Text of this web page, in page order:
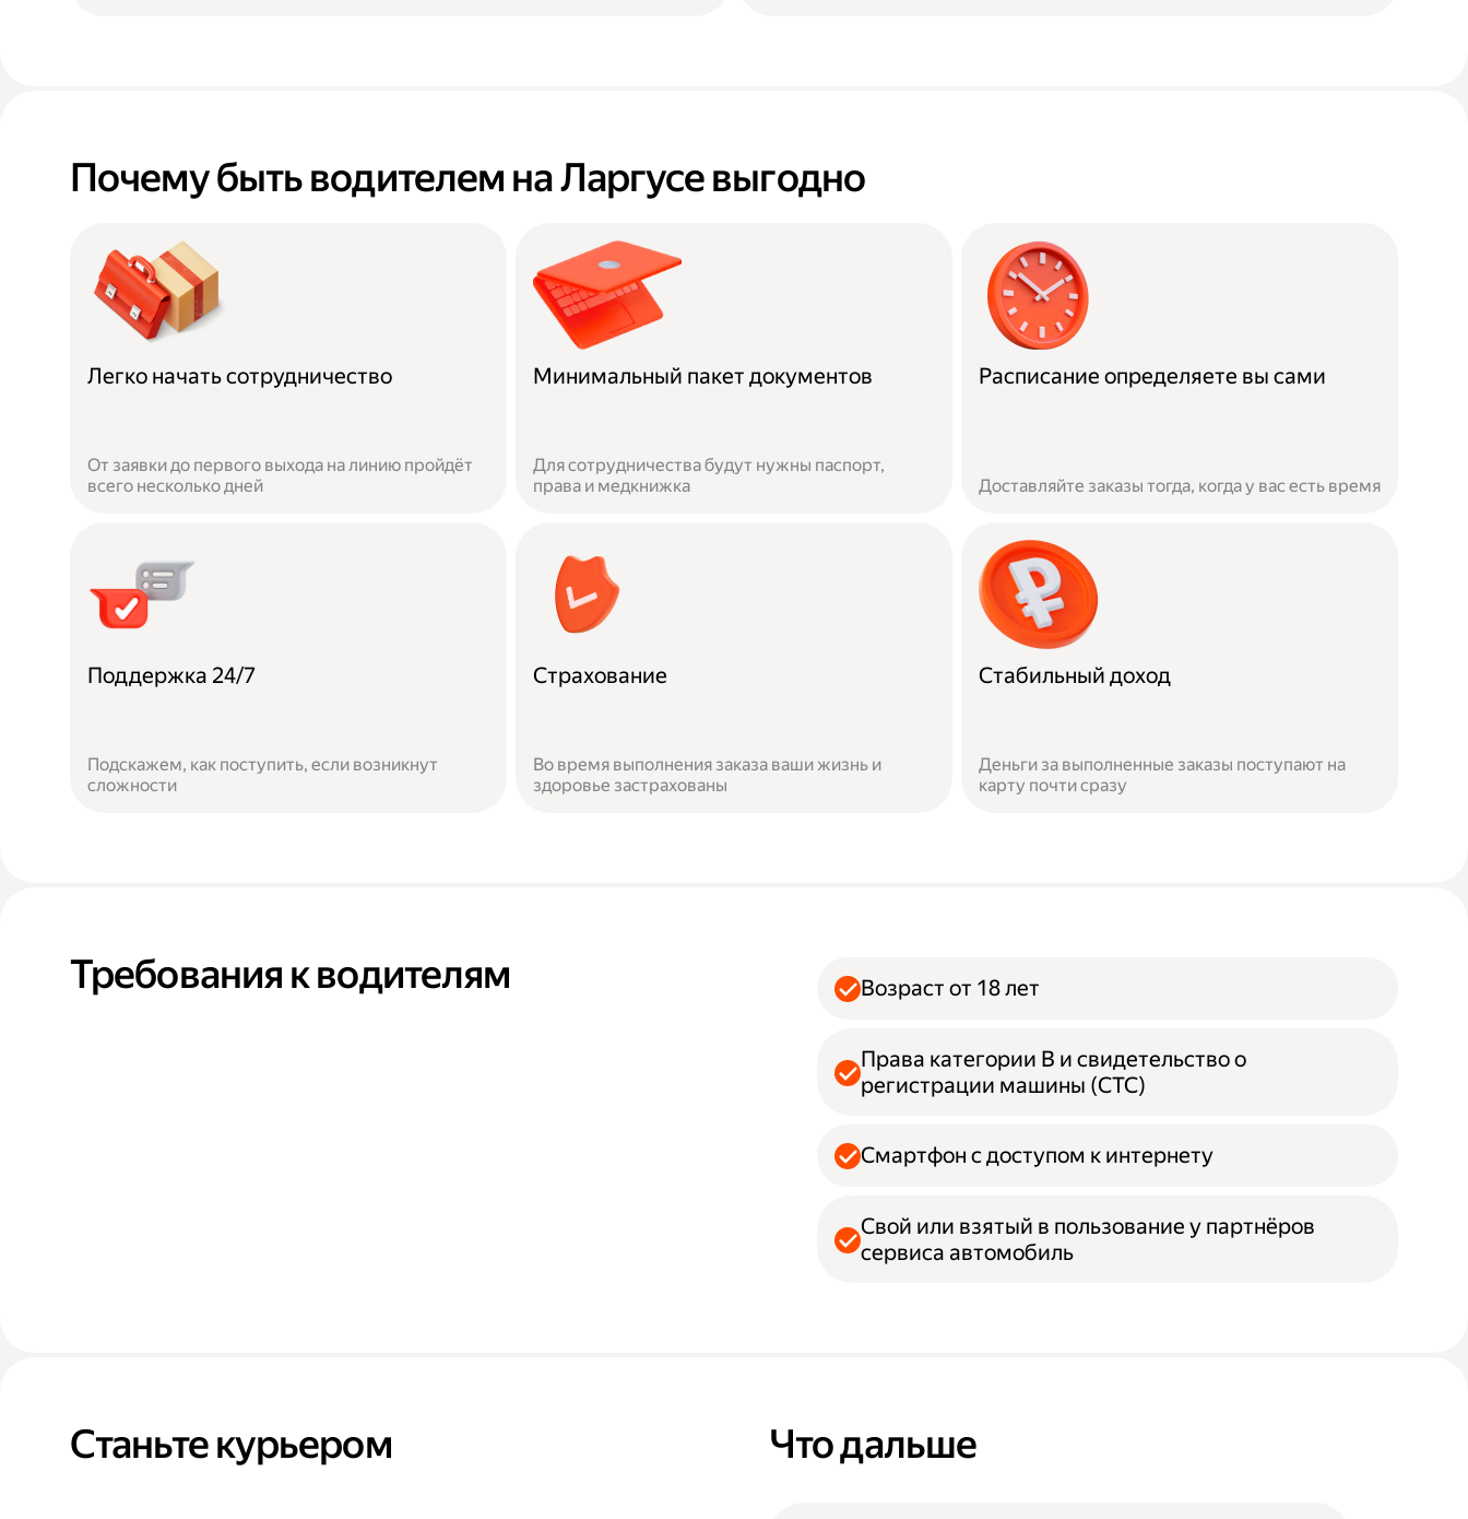
Почему быть водителем на Ларгусе выгодно
Легко начать сотрудничество
От заявки до первого выхода на линию пройдёт
всего несколько дней
Минимальный пакет документов
Для сотрудничества будут нужны паспорт,
права и медкнижка
Расписание определяете вы сами
Доставляйте заказы тогда, когда у вас есть время
Поддержка 24/7
Подскажем, как поступить, если возникнут
сложности
Страхование
Во время выполнения заказа ваши жизнь и
здоровье застрахованы
Стабильный доход
Деньги за выполненные заказы поступают на
карту почти сразу
Требования к водителям Возраст от 18 лет
Права категории B и свидетельство о
регистрации машины (СТС)
Смартфон с доступом к интернету
Свой или взятый в пользование у партнёров
сервиса автомобиль
Станьте курьером Что дальше